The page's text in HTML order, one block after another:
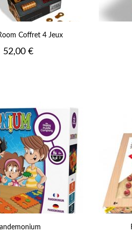
Coffret 4 Jeux
Prix
52,00 €